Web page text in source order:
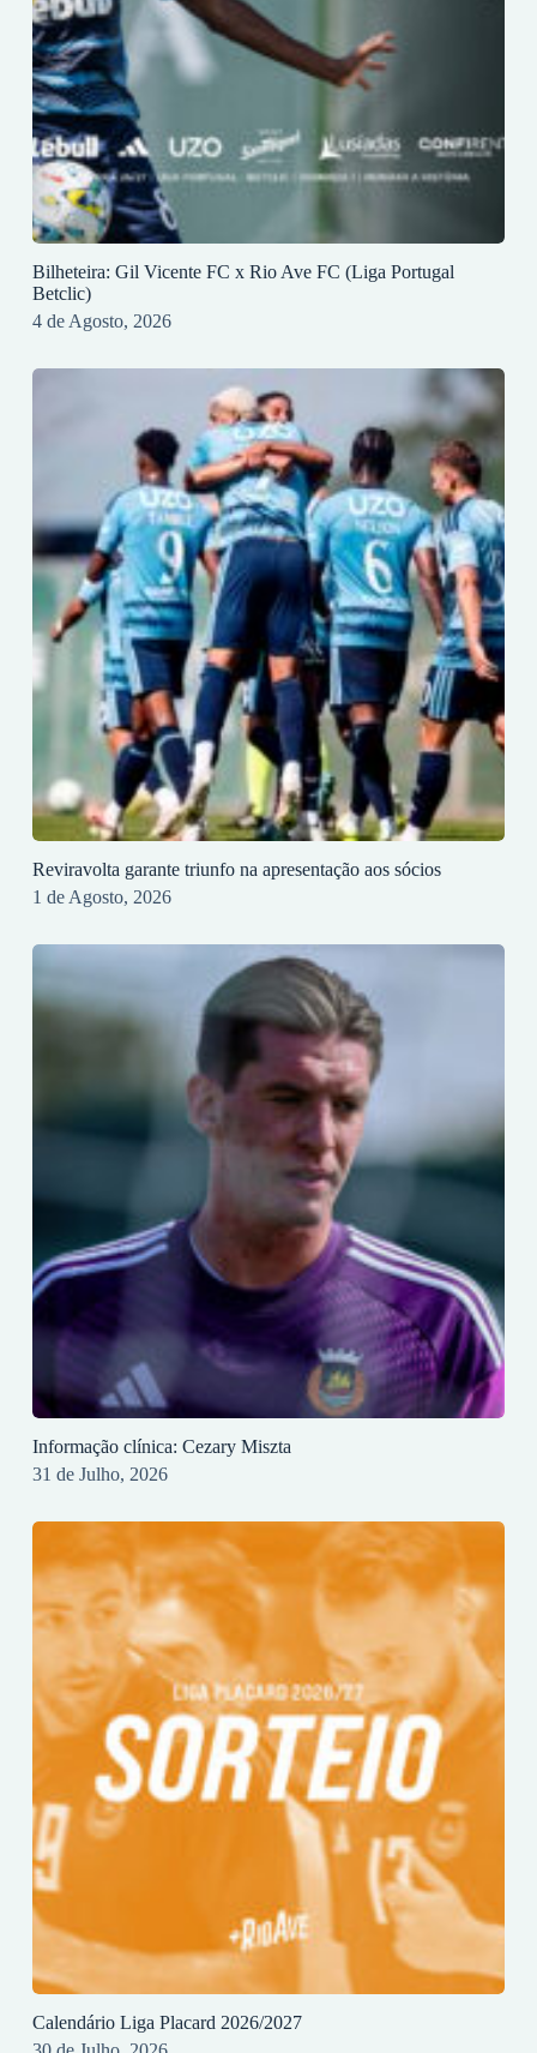
Bilheteira: Gil Vicente FC x Rio Ave FC (Liga Portugal
Betclic)
4 de Agosto, 2026
Reviravolta garante triunfo na apresentação aos sócios
1 de Agosto, 2026
Informação clínica: Cezary Miszta
31 de Julho, 2026
Calendário Liga Placard 2026/2027